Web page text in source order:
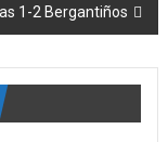
1-2 Bergantiños